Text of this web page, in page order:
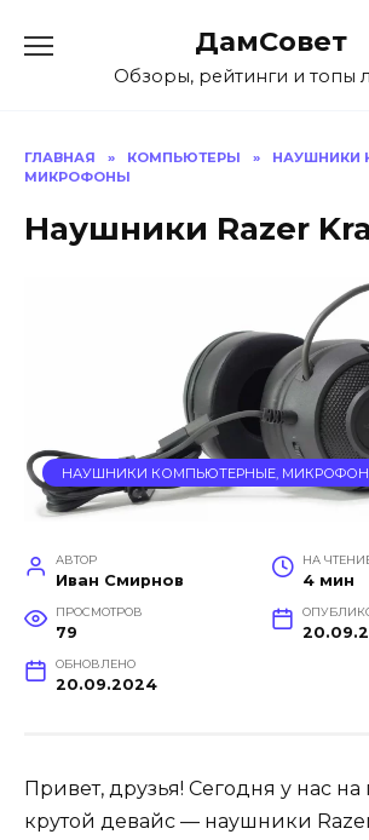
содержанию
ДамСовет
Обзоры, рейтинги и топы
ГЛАВНАЯ » КОМПЬЮТЕРЫ »
НАУШНИКИ
МИКРОФОНЫ
Наушники Razer
НАУШНИКИ КОМПЬЮТЕРНЫЕ,
АВТОР
Иван Смирнов
НА
4 мин
ПРОСМОТРОВ
79
ОБНОВЛЕНО
20.09.2024
Привет, друзья! Сегодня у нас на
крутой девайс — наушники